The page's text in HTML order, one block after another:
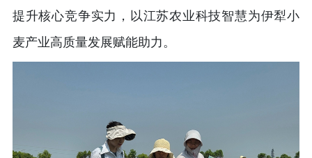
提升核心竞争实力，以江苏农业科技智慧为伊犁小
麦产业高质量发展赋能助力。